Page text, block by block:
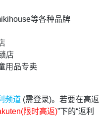
等各种品牌
店
用品专卖
频道 (需登录)。若要在高返
限时高返)”下的“返利